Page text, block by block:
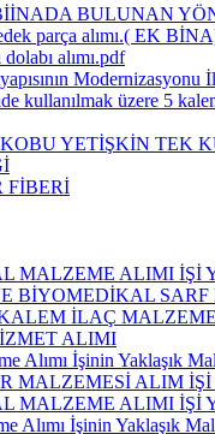
BULUNAN
parça alımı.( EK BİNA)
alımı.pdf
kullanılmak üzere 5
YETİŞKİN TEK
FİBERİ
MALZEME ALIMI İŞİ
BİYOMEDİKAL
İLAÇ
ALIMI
Alımı İşinin Yaklaşık
MALZEMESİ ALIM
MALZEME ALIMI İŞİ
Alımı İşinin Yaklaşık